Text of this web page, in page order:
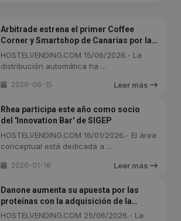
Arbitrade estrena el primer Coffee
Corner y Smartshop de Canarias por la
cadena Pierre & Vacances
HOSTELVENDING.COM 15/06/2026.- La
distribución automática ha ...
2026-06-15 Leer más
Rhea participa este año como socio
del 'Innovation Bar' de SIGEP
HOSTELVENDING.COM 16/01/2026.- El área
conceptual está dedicada a ...
2026-01-16 Leer más
Danone aumenta su apuesta por las
proteínas con la adquisición de la
australiana Made Group
HOSTELVENDING.COM 25/06/2026.- La